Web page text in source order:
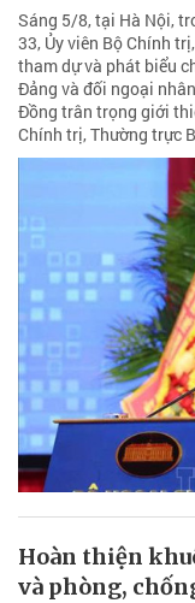
Sáng 5/8, tại Hà Nội,
33, Ủy viên Bộ Chính
tham dự và phát biểu
Đảng và đối ngoại
Đồng trân trọng giới
Chính trị, Thường trực
Hoàn thiện
và phòng,